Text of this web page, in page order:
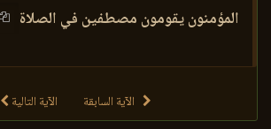
المؤمنون يقومون مصطفين في الصلاة
الآية السابقة الآية التالية